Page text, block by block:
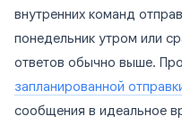
внутренних команд
понедельник утром или
ответов обычно выше.
запланированной
сообщения в идеальное